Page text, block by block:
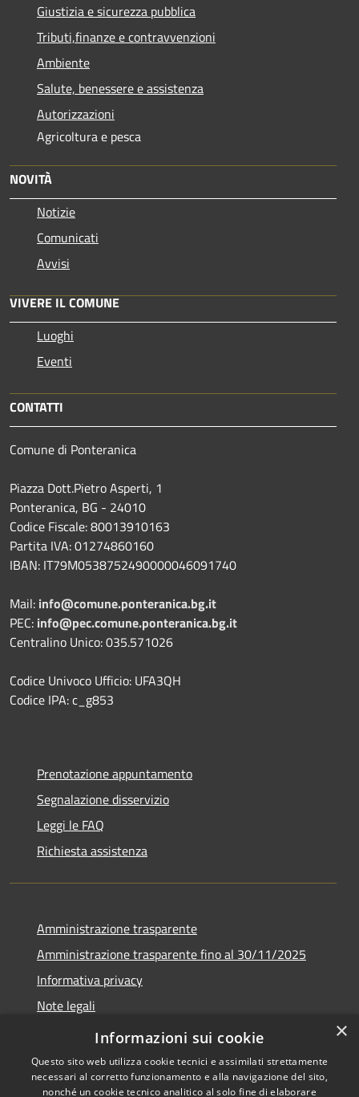
Giustizia e sicurezza pubblica
Tributi,finanze e contravvenzioni
Ambiente
Salute, benessere e assistenza
Autorizzazioni
Agricoltura e pesca
NOVITÀ
Notizie
Comunicati
Avvisi
VIVERE IL COMUNE
Luoghi
Eventi
CONTATTI
Comune di Ponteranica
Piazza Dott.Pietro Asperti, 1
Ponteranica, BG - 24010
Codice Fiscale: 80013910163
Partita IVA: 01274860160
IBAN: IT79M0538752490000046091740
Mail: info@comune.ponteranica.bg.it
PEC: info@pec.comune.ponteranica.bg.it
Centralino Unico: 035.571026
Codice Univoco Ufficio: UFA3QH
Codice IPA: c_g853
Prenotazione appuntamento
Segnalazione disservizio
Leggi le FAQ
Richiesta assistenza
Amministrazione trasparente
Amministrazione trasparente fino al 30/11/2025
Informativa privacy
Note legali
Dichiarazione di accessibilità
×
Informazioni sui cookie
Questo sito web utilizza cookie tecnici e assimilati strettamente
necessari al corretto funzionamento e alla navigazione del sito,
nonché un cookie tecnico analitico al solo fine di elaborare